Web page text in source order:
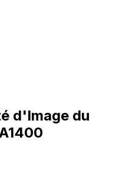
d'Image du